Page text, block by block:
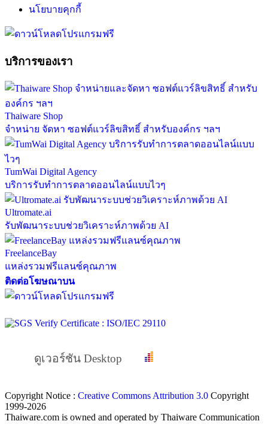
นโยบายคุกกี้
บริการของเรา
Thaiware Shop
จำหน่าย จัดหา ซอฟต์แวร์ลิขสิทธิ์ สำหรับองค์กร ฯลฯ
TumWai Digital Agency
บริการรับทำการตลาดออนไลน์แบบไวๆ
Ultromate.ai
รับพัฒนาระบบช่วยวิเคราะห์ภาพด้วย AI
FreelanceBay
แหล่งรวมฟรีแลนซ์คุณภาพ
ติดต่อโฆษณาบน
ดูเวอร์ชัน Desktop
Copyright Notice : Creative Commons Attribution 3.0 Copyright
1999-2026
Thaiware.com is owned and operated by Thaiware Communication